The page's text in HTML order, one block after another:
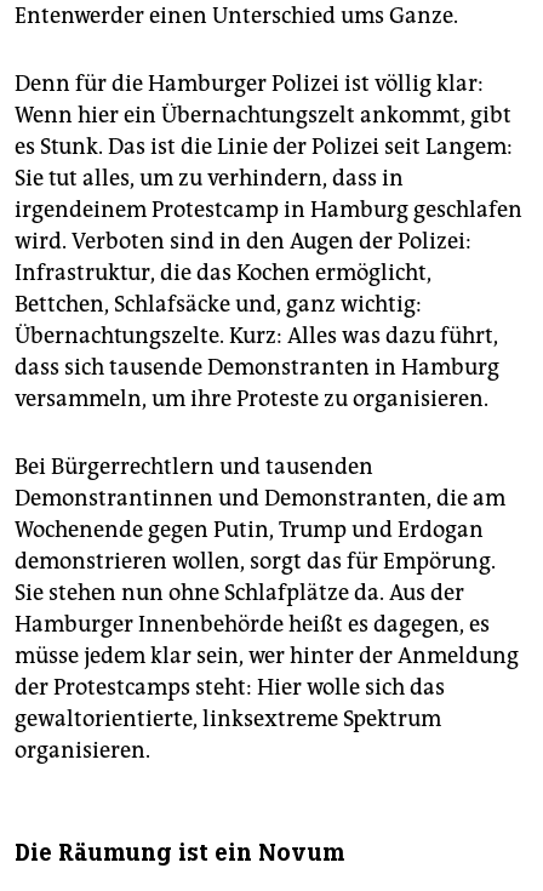
Entenwerder einen Unterschied ums Ganze.
Denn für die Hamburger Polizei ist völlig klar:
Wenn hier ein Übernachtungszelt ankommt, gibt
es Stunk. Das ist die Linie der Polizei seit Langem:
Sie tut alles, um zu verhindern, dass in
irgendeinem Protestcamp in Hamburg geschlafen
wird. Verboten sind in den Augen der Polizei:
Infrastruktur, die das Kochen ermöglicht,
Bettchen, Schlafsäcke und, ganz wichtig:
Übernachtungszelte. Kurz: Alles was dazu führt,
dass sich tausende Demonstranten in Hamburg
versammeln, um ihre Proteste zu organisieren.
Bei Bürgerrechtlern und tausenden
Demonstrantinnen und Demonstranten, die am
Wochenende gegen Putin, Trump und Erdogan
demonstrieren wollen, sorgt das für Empörung.
Sie stehen nun ohne Schlafplätze da. Aus der
Hamburger Innenbehörde heißt es dagegen, es
müsse jedem klar sein, wer hinter der Anmeldung
der Protestcamps steht: Hier wolle sich das
gewaltorientierte, linksextreme Spektrum
organisieren.
Die Räumung ist ein Novum